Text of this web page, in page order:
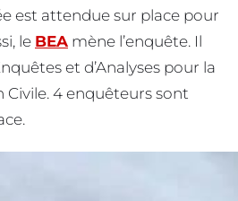
est attendue sur place pour
le BEA mène l’enquête. Il
et d’Analyses pour la
Civile. 4 enquêteurs sont